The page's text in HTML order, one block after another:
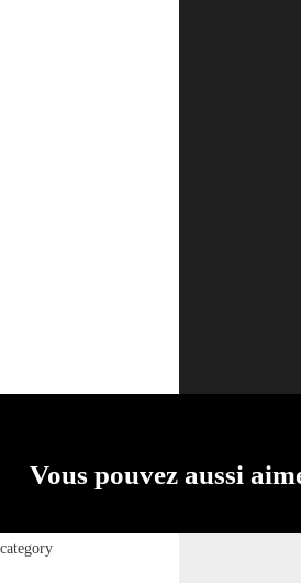
Vous pouvez aussi